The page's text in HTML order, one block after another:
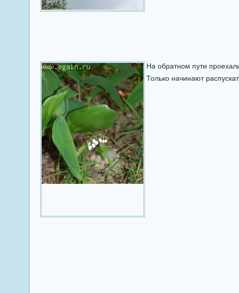
На обратном пути
Только начинают